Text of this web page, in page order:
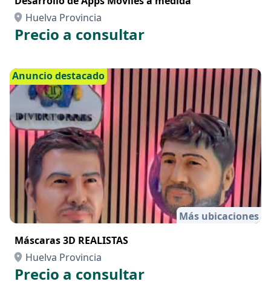
Huelva Provincia
Precio a consultar
Anuncio destacado
Más ubicaciones
Máscaras 3D REALISTAS
Huelva Provincia
Precio a consultar